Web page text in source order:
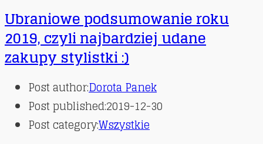
Ubraniowe podsumowanie roku
2019, czyli najbardziej udane
zakupy stylistki :)
Post author:Dorota Panek
Post published:2019-12-30
Post category:Wszystkie